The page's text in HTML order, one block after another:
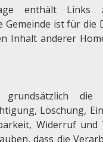
enthält Links
Gemeinde ist für die
Inhalt anderer
grundsätzlich die
Löschung,
Widerruf und
dass die